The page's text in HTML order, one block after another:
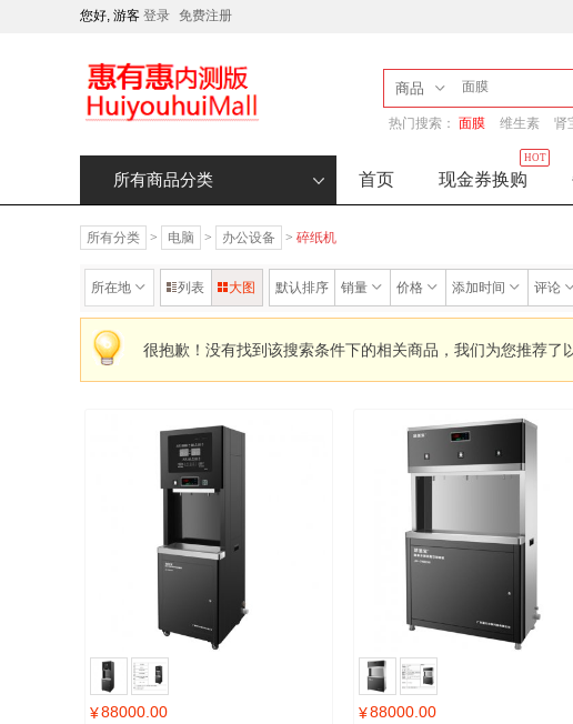
您好, 游客 登录 免费注册
商品
热门搜索： 面膜 维生素 肾
所有商品分类 首页 现金券换购
HOT
所有分类 > 电脑 > 办公设备 > 碎纸机
所在地 列表 大图 默认排序 销量 价格 添加时间 评论
很抱歉！没有找到该搜索条件下的相关商品，我们为您推荐了
¥88000.00 ¥88000.00